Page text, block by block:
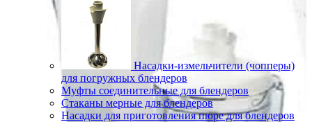
Насадки-измельчители (чопперы)
для погружных блендеров
Муфты соединительные для блендеров
Стаканы мерные для блендеров
Насадки для приготовления пюре для блендеров